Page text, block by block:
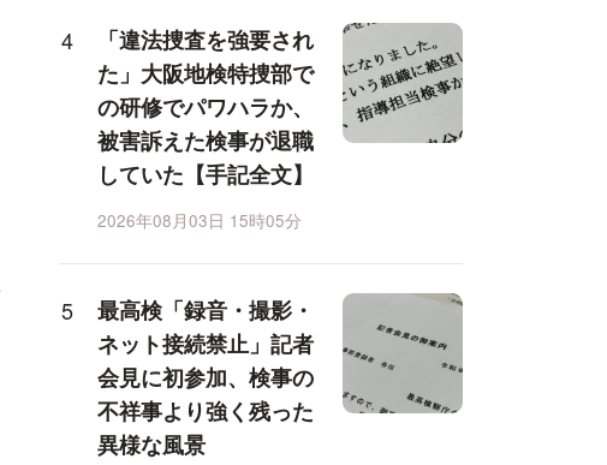
「違法捜査を強要され
た」大阪地検特捜部で
の研修でパワハラか、
被害訴えた検事が退職
していた【手記全文】
2026年08月03日 15時05分
最高検「録音・撮影・
ネット接続禁止」記者
会見に初参加、検事の
不祥事より強く残った
異様な風景